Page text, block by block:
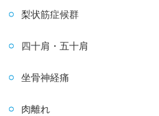
梨状筋症候群
四十肩・五十肩
坐骨神経痛
肉離れ